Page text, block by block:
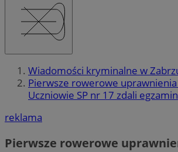
Wiadomości kryminalne w
Pierwsze rowerowe
Uczniowie SP nr 17 zdali egzamin
reklama
Pierwsze rowerowe